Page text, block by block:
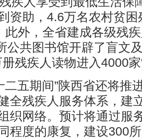
资助，4.6万名农村贫
此外，全省建成各级残
公共图书馆开辟了盲文
残疾人读物进入4000家
二五期间”陕西省还将推
全残疾人服务体系，建
织网络。预计将通过服
程度的康复，建设300